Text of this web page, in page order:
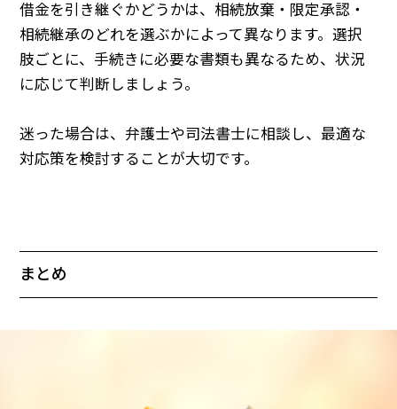
借金を引き継ぐかどうかは、相続放棄・限定承認・
相続継承のどれを選ぶかによって異なります。選択
肢ごとに、手続きに必要な書類も異なるため、状況
に応じて判断しましょう。
迷った場合は、弁護士や司法書士に相談し、最適な
対応策を検討することが大切です。
まとめ